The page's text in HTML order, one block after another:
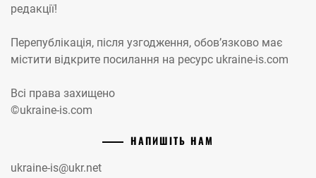
редакції!
Перепублікація, після узгодження, обов’язково має
містити відкрите посилання на ресурс ukraine-is.com
Всі права захищено
©ukraine-is.com
НАПИШІТЬ НАМ
ukraine-is@ukr.net